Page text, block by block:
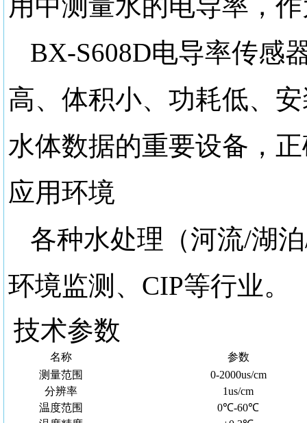
BX-S608D电导率传感
高、体积小、功耗低、
水体数据的重要设备，
应用环境
各种水处理（河流/湖
环境监测、CIP等行业。
技术参数
名称
参数
测量范围
0-2000us/cm
分辨率
1us/cm
温度范围
0℃-60℃